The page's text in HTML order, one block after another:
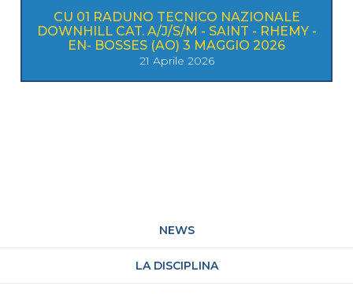
CU 01 RADUNO TECNICO NAZIONALE
DOWNHILL CAT. A/J/S/M - SAINT - RHEMY -
EN- BOSSES (AO) 3 MAGGIO 2026
21 Aprile 2026
NEWS
LA DISCIPLINA